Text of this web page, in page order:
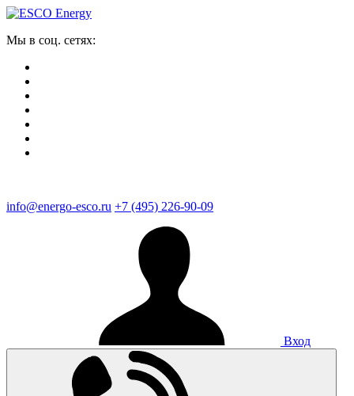
Мы в соц. сетях:
info@energo-esco.ru +7 (495) 226-90-09
Вход